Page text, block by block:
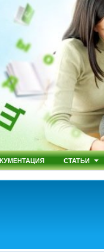
СТАТЬИ